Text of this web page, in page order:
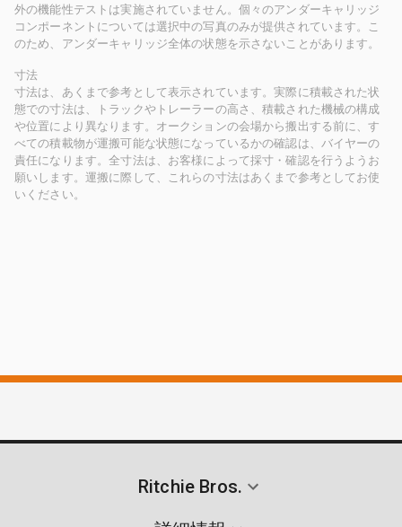
外の機能性テストは実施されていません。個々のアンダーキャリッジ
コンポーネントについては選択中の写真のみが提供されています。こ
のため、アンダーキャリッジ全体の状態を示さないことがあります。
寸法
寸法は、あくまで参考として表示されています。実際に積載された状
態での寸法は、トラックやトレーラーの高さ、積載された機械の構成
や位置により異なります。オークションの会場から搬出する前に、す
べての積載物が運搬可能な状態になっているかの確認は、バイヤーの
責任になります。全寸法は、お客様によって採寸・確認を行うようお
願いします。運搬に際して、これらの寸法はあくまで参考としてお使
いください。
Ritchie Bros.